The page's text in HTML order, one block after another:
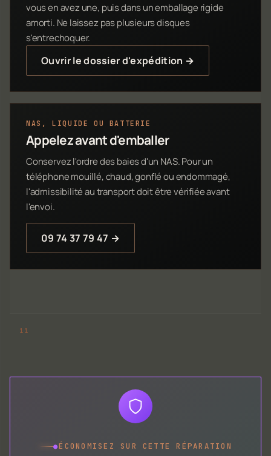
vous en avez une, puis dans un emballage rigide
amorti. Ne laissez pas plusieurs disques
s'entrechoquer.
Ouvrir le dossier d'expédition →
NAS, LIQUIDE OU BATTERIE
Appelez avant d'emballer
Conservez l'ordre des baies d'un NAS. Pour un
téléphone mouillé, chaud, gonflé ou endommagé,
l'admissibilité au transport doit être vérifiée avant
l'envoi.
09 74 37 79 47 →
●ÉCONOMISEZ SUR CETTE RÉPARATION